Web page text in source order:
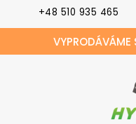
+48 510 935 465